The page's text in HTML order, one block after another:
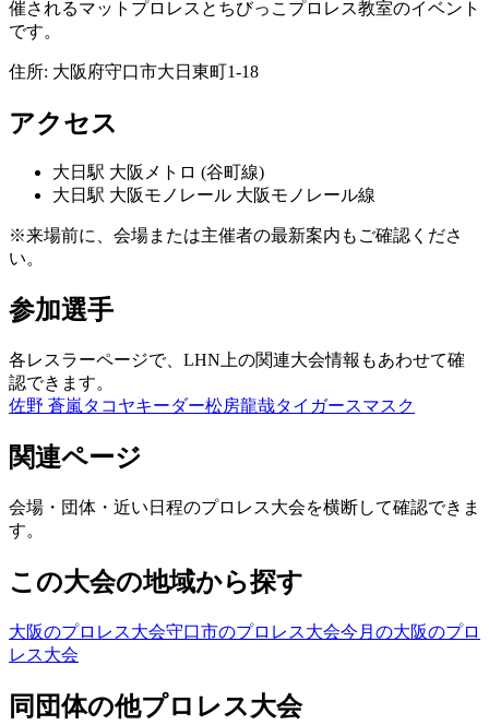
催されるマットプロレスとちびっこプロレス教室のイベント
です。
住所: 大阪府守口市大日東町1-18
アクセス
大日駅 大阪メトロ (谷町線)
大日駅 大阪モノレール 大阪モノレール線
※来場前に、会場または主催者の最新案内もご確認くださ
い。
参加選手
各レスラーページで、LHN上の関連大会情報もあわせて確
認できます。
佐野 蒼嵐 タコヤキーダー松房龍哉タイガースマスク
関連ページ
会場・団体・近い日程のプロレス大会を横断して確認できま
す。
この大会の地域から探す
大阪のプロレス大会守口市のプロレス大会今月の大阪のプロ
レス大会
同団体の他プロレス大会